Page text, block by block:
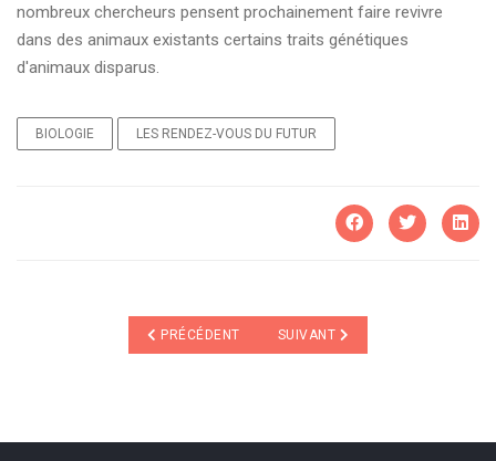
nombreux chercheurs pensent prochainement faire revivre
dans des animaux existants certains traits génétiques
d'animaux disparus.
BIOLOGIE LES RENDEZ-VOUS DU FUTUR
ARTICLE PRÉCÉDENT : TELEPHONE A MUSIQUE
PRÉCÉDENT ARTICLE SUIVANT : THÉORIE DU
SUIVANT